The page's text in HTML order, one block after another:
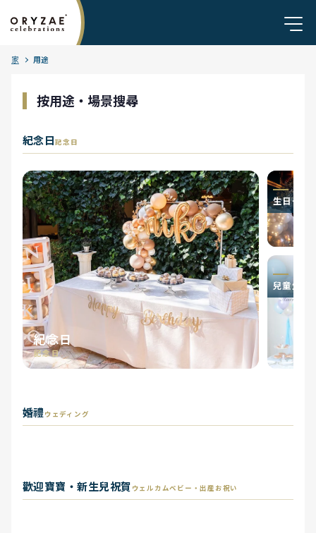
家 用途
按用途・場景搜尋
紀念日記念日
紀念日
記念日
生日·驚喜
兒童生日
婚禮ウェディング
婚禮
ウェディング プロポーズ
二次會
二次会
歡迎寶寶・新生兒祝賀 ウェルカムベビー・出産お祝い
ウェルカムベビー・出産お祝
い
迎嬰派對
ベビーシャワー
性別揭曉
ジェンダーリビール